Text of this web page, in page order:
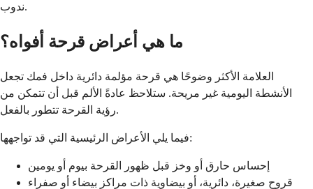
ندوب.
ما هي أعراض قرحة أفواه؟
العلامة الأكثر وضوحًا هي قرحة مؤلمة دائرية داخل فمك تجعل
الأنشطة اليومية غير مريحة. ستلاحظ عادةً الألم قبل أن تتمكن من
رؤية القرحة تتطور بالفعل.
فيما يلي الأعراض الرئيسية التي قد تواجهها:
إحساس حارق أو وخز قبل ظهور القرحة بيوم أو يومين
قروح صغيرة، دائرية، أو بيضاوية ذات مراكز بيضاء أو صفراء